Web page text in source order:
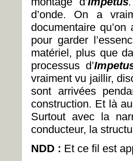
d’onde. On a
documentaire
pour garder
matériel, plus que
processus d’
vraiment vu jaillir,
sont arrivées
construction. Et là
Surtout avec la
conducteur, la
NDD : Et ce fil est